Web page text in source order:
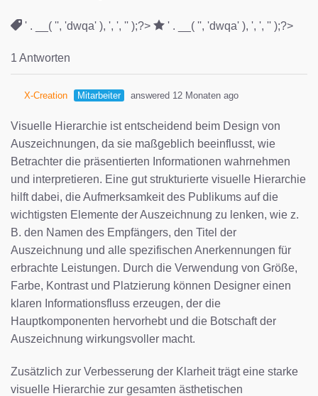
' . __( '', 'dwqa' ), ', ', '' );?> ' . __( '', 'dwqa' ), ', ', '' );?>
1 Antworten
X-Creation Mitarbeiter answered 12 Monaten ago
Visuelle Hierarchie ist entscheidend beim Design von
Auszeichnungen, da sie maßgeblich beeinflusst, wie
Betrachter die präsentierten Informationen wahrnehmen
und interpretieren. Eine gut strukturierte visuelle Hierarchie
hilft dabei, die Aufmerksamkeit des Publikums auf die
wichtigsten Elemente der Auszeichnung zu lenken, wie z.
B. den Namen des Empfängers, den Titel der
Auszeichnung und alle spezifischen Anerkennungen für
erbrachte Leistungen. Durch die Verwendung von Größe,
Farbe, Kontrast und Platzierung können Designer einen
klaren Informationsfluss erzeugen, der die
Hauptkomponenten hervorhebt und die Botschaft der
Auszeichnung wirkungsvoller macht.
Zusätzlich zur Verbesserung der Klarheit trägt eine starke
visuelle Hierarchie zur gesamten ästhetischen